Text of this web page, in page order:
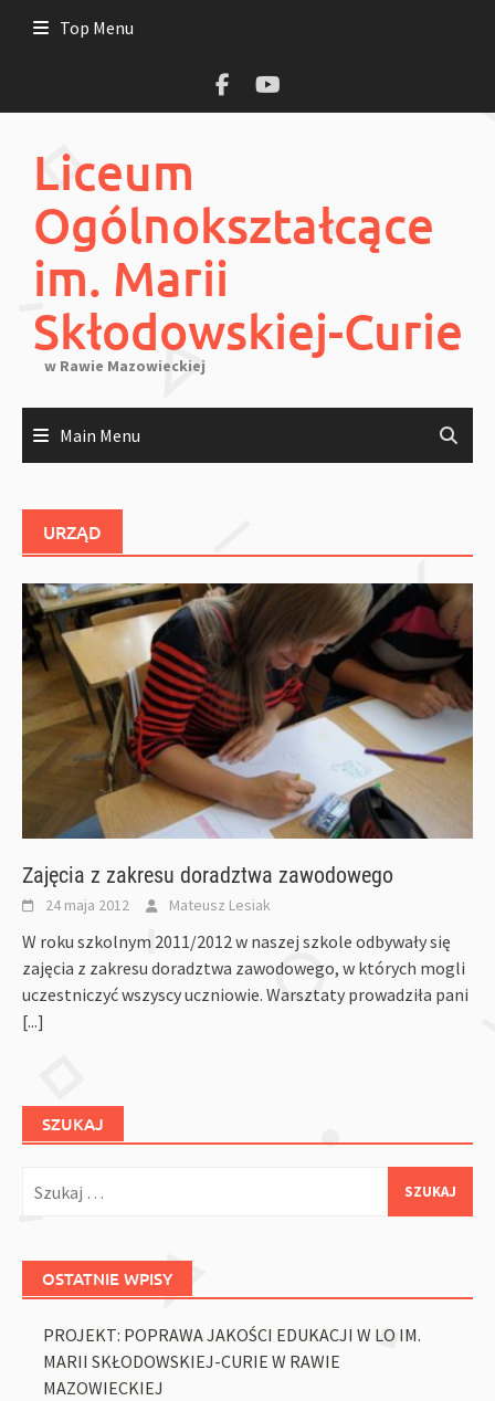
Top Menu
Liceum
Ogólnokształcące
im. Marii
Skłodowskiej-Curie
w Rawie Mazowieckiej
Main Menu
URZĄD
Zajęcia z zakresu doradztwa zawodowego
24 maja 2012 Mateusz Lesiak
W roku szkolnym 2011/2012 w naszej szkole odbywały się
zajęcia z zakresu doradztwa zawodowego, w których mogli
uczestniczyć wszyscy uczniowie. Warsztaty prowadziła pani
[...]
SZUKAJ
OSTATNIE WPISY
PROJEKT: POPRAWA JAKOŚCI EDUKACJI W LO IM.
MARII SKŁODOWSKIEJ-CURIE W RAWIE
MAZOWIECKIEJ